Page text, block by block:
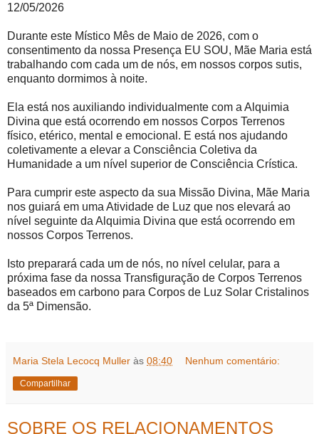
12/05/2026
Durante este Místico Mês de Maio de 2026, com o
consentimento da nossa Presença EU SOU, Mãe Maria está
trabalhando com cada um de nós, em nossos corpos sutis,
enquanto dormimos à noite.
Ela está nos auxiliando individualmente com a Alquimia
Divina que está ocorrendo em nossos Corpos Terrenos
físico, etérico, mental e emocional. E está nos ajudando
coletivamente a elevar a Consciência Coletiva da
Humanidade a um nível superior de Consciência Crística.
Para cumprir este aspecto da sua Missão Divina, Mãe Maria
nos guiará em uma Atividade de Luz que nos elevará ao
nível seguinte da Alquimia Divina que está ocorrendo em
nossos Corpos Terrenos.
Isto preparará cada um de nós, no nível celular, para a
próxima fase da nossa Transfiguração de Corpos Terrenos
baseados em carbono para Corpos de Luz Solar Cristalinos
da 5ª Dimensão.
Maria Stela Lecocq Muller às 08:40 Nenhum comentário:
Compartilhar
SOBRE OS RELACIONAMENTOS